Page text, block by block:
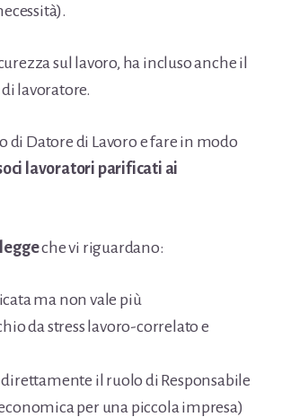
sul lavoro, ha incluso anche il
lavoratore.
Datore di Lavoro e fare in modo
lavoratori parificati ai
che vi riguardano:
ma non vale più
da stress lavoro-correlato e
il ruolo di Responsabile
per una piccola impresa)